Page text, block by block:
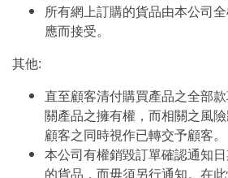
所有網上訂購的貨品由本公司
應而接受。
其他:
直至顧客清付購買產品之全部
關產品之擁有權，而相關之風
顧客之同時視作已轉交予顧客。
本公司有權銷毀訂單確認通知
的貨品，而毋須另行通知。在